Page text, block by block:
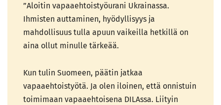
”Aloitin vapaaehtoistyöurani Ukrainassa.
Ihmisten auttaminen, hyödyllisyys ja
mahdollisuus tulla apuun vaikeilla hetkillä on
aina ollut minulle tärkeää.
Kun tulin Suomeen, päätin jatkaa
vapaaehtoistyötä. Ja olen iloinen, että onnistuin
toimimaan vapaaehtoisena DILAssa. Liityin